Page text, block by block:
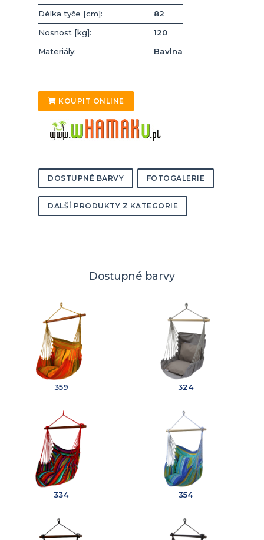
Délka tyče [cm]:
82
Nosnost [kg]:
120
Materiály:
Bavlna
KOUPIT ONLINE
DOSTUPNÉ BARVY FOTOGALERIE
DALŠÍ PRODUKTY Z KATEGORIE
Dostupné barvy
359 324
334 354